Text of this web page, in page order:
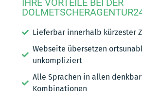
IHRE VORTEILE BEI DER
Lieferbar innerhalb kürzester
Webseite übersetzen
unkompliziert
Alle Sprachen in allen
Kombinationen